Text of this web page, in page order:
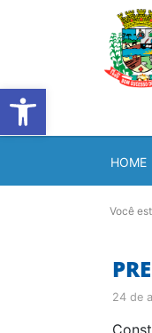
Barra de
HOME
Você
24 de